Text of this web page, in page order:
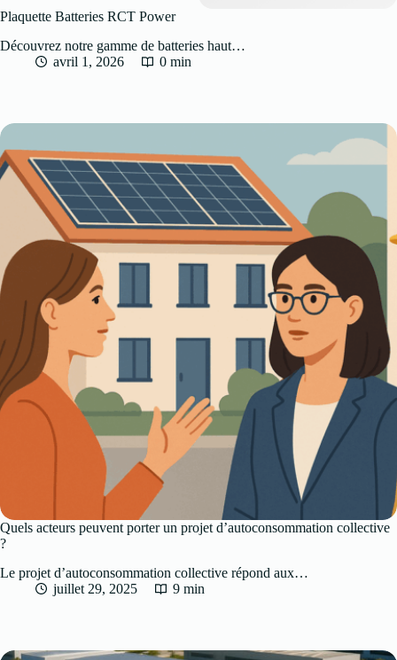
Plaquette Batteries RCT Power
Découvrez notre gamme de batteries haut…
avril 1, 2026
0 min
Quels acteurs peuvent porter un projet d’autoconsommation collective
?
Le projet d’autoconsommation collective répond aux…
juillet 29, 2025
9 min